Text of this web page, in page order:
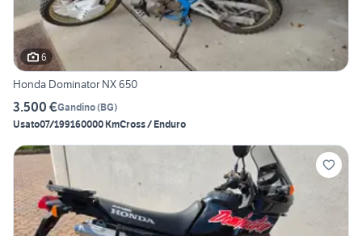
6
Honda Dominator NX 650
3.500 €Gandino(BG)
Usato07/199160000 KmCross / Enduro